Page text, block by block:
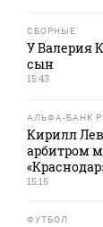
СБОРНЫЕ
У Валерия
сын
15:43
АЛЬФА-БАНК
Кирилл
арбитром
15:15
ФУТБОЛ